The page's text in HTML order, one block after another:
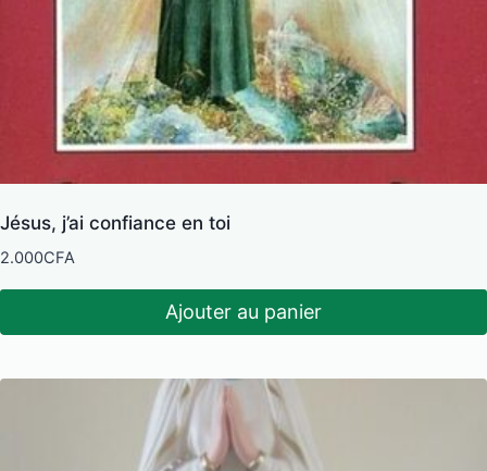
Jésus, j’ai confiance en toi
2.000CFA
Ajouter au panier